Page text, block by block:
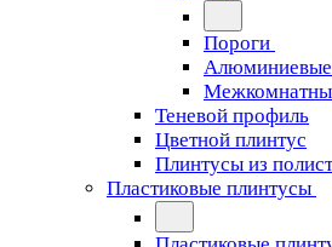
Пороги
Теневой профиль
Цветной плинтус
Плинтусы из
Пластиковые плинтусы